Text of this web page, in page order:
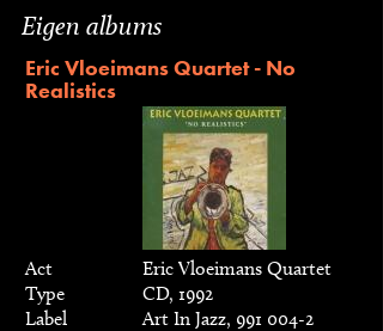
Eigen albums
Eric Vloeimans Quartet - No
Realistics
Act
Eric Vloeimans Quartet
Type
CD, 1992
Label
Art In Jazz, 991 004-2